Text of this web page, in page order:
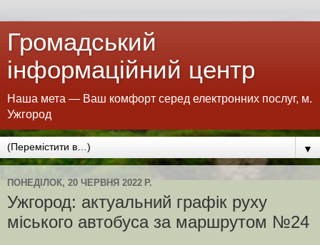
Громадський
інформаційний центр
Наша мета — Ваш комфорт серед електронних послуг, м.
Ужгород
▼
ПОНЕДІЛОК, 20 ЧЕРВНЯ 2022 Р.
Ужгород: актуальний графік руху
міського автобуса за маршрутом №24